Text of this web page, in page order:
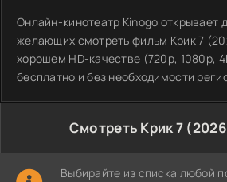
Онлайн-кинотеатр Kinogo открывает
желающих смотреть фильм Крик 7
хорошем HD-качестве (720p, 1080p,
бесплатно и без необходимости
Смотреть Крик 7
Выбирайте из списка любой